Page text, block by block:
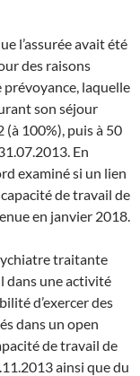
l’assurée avait été
des raisons
laquelle
son séjour
100%), puis à 50
En
examiné si un lien
de travail de
en janvier 2018.
traitante
dans une activité
d’exercer des
dans un open
de travail de
ainsi que du